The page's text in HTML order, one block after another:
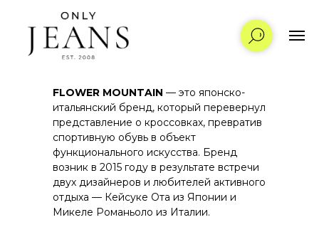
FLOWER MOUNTAIN — это японско-
итальянский бренд, который перевернул
представление о кроссовках, превратив
спортивную обувь в объект
функционального искусства. Бренд
возник в 2015 году в результате встречи
двух дизайнеров и любителей активного
отдыха — Кейсуке Ота из Японии и
Микеле Романьоло из Италии.